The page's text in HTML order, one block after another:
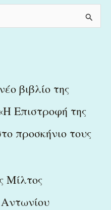
βιβλίο της
Επιστροφή της
προσκήνιο τους
Μίλτος